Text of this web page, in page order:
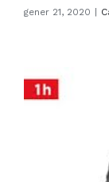
gener 21, 2020